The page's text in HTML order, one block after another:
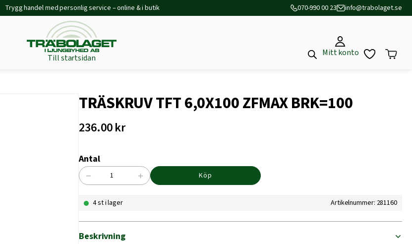
Trygg handel med personlig service – online & i butik 070-990 00 23 info@trabolaget.se
Till startsidan
Mitt konto
TRÄSKRUV TFT 6,0X100 ZFMAX BRK=100
236.00kr
Antal
TRÄSKRUV
6,0X100
BRK=100
mängd
− + Köp
4 st i lager Artikelnummer: 281160
Beskrivning